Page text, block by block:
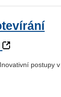
postupy